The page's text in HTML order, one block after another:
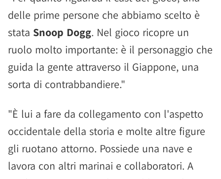
delle prime persone che abbiamo scelto è
stata Snoop Dogg. Nel gioco ricopre un
ruolo molto importante: è il personaggio che
guida la gente attraverso il Giappone, una
sorta di contrabbandiere."
"È lui a fare da collegamento con l'aspetto
occidentale della storia e molte altre figure
gli ruotano attorno. Possiede una nave e
lavora con altri marinai e collaboratori. A